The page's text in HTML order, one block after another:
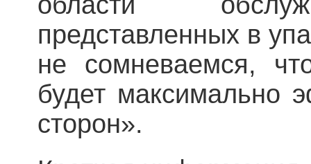
представленных в
не сомневаемся,
будет максимально
сторон».